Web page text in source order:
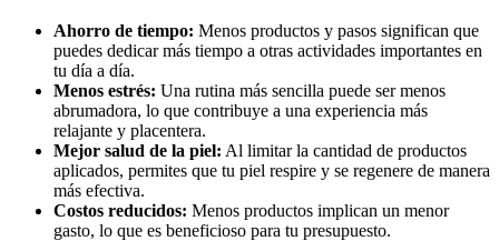
Ahorro de tiempo: Menos productos y pasos significan que
puedes dedicar más tiempo a otras actividades importantes en
tu día a día.
Menos estrés: Una rutina más sencilla puede ser menos
abrumadora, lo que contribuye a una experiencia más
relajante y placentera.
Mejor salud de la piel: Al limitar la cantidad de productos
aplicados, permites que tu piel respire y se regenere de manera
más efectiva.
Costos reducidos: Menos productos implican un menor
gasto, lo que es beneficioso para tu presupuesto.